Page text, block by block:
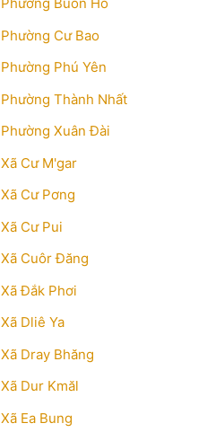
Phường Cư Bao
Phường Phú Yên
Phường Thành Nhất
Phường Xuân Đài
Xã Cư M'gar
Xã Cư Pơng
Xã Cư Pui
Xã Cuôr Đăng
Xã Đắk Phơi
Xã Dliê Ya
Xã Dray Bhăng
Xã Dur Kmăl
Xã Ea Bung